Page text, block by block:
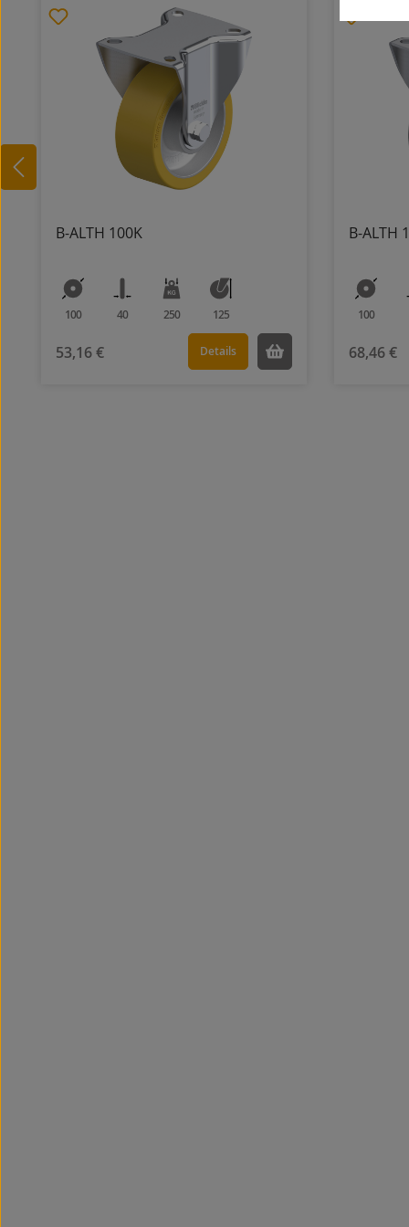
B-ALTH 100K
100 40 250 125
53,16 € Details
B-ALTH
100
68,46 €